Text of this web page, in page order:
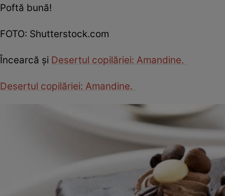
Poftă bună!
FOTO: Shutterstock.com
Încearcă şi Desertul copilăriei: Amandine.
Desertul copilăriei: Amandine.